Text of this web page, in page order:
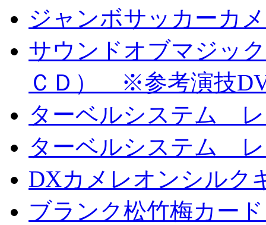
ジャンボサッカーカ
サウンドオブマジッ
ＣＤ） ※参考演技
ターベルシステム
ターベルシステム
DXカメレオンシル
ブランク松竹梅カー